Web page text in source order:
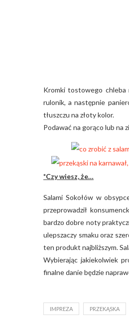
Kromki tostowego chleba
rulonik, a następnie
tłuszczu na złoty kolor.
Podawać na gorąco lub na
*Czy wiesz, że…
Salami Sokołów w
przeprowadził
bardzo dobre noty
ulepszaczy smaku oraz
ten produkt najbliższym.
Wybierając jakiekolwiek
finalne danie będzie
IMPREZA PRZEKĄSKA